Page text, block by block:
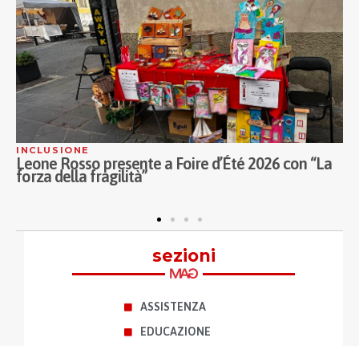
con “La Legacoop impegnata per realizzare
per i bambini di Gaza
sezioni
ASSISTENZA
EDUCAZIONE